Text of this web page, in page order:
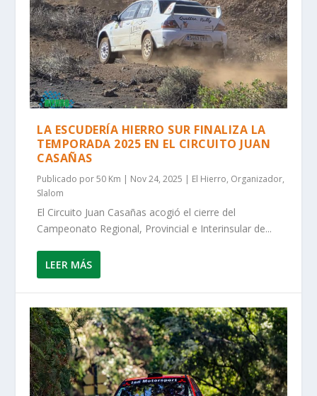
LA ESCUDERÍA HIERRO SUR FINALIZA LA
TEMPORADA 2025 EN EL CIRCUITO JUAN
CASAÑAS
Publicado por50 Km | Nov 24, 2025 | El Hierro, Organizador,
Slalom
El Circuito Juan Casañas acogió el cierre del
Campeonato Regional, Provincial e Interinsular de...
LEER MÁS